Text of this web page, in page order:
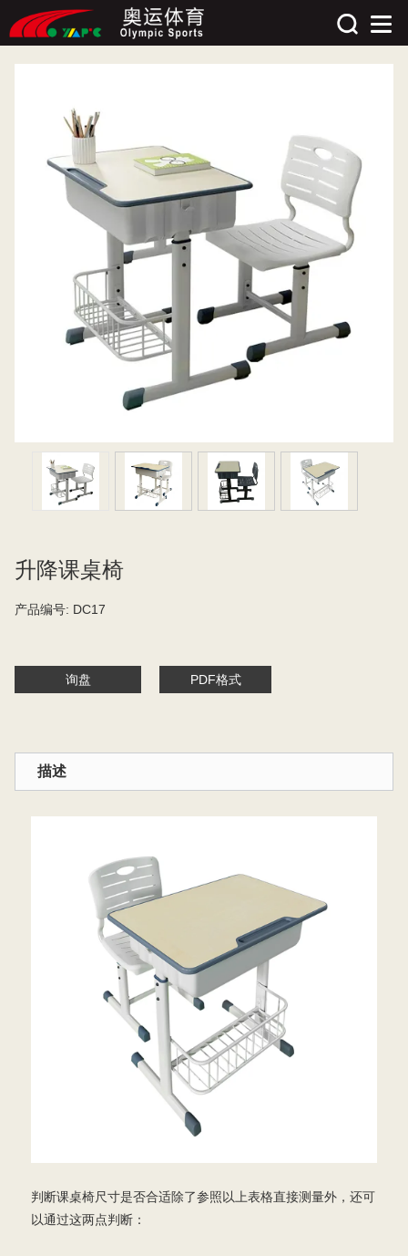
升降课桌椅
产品编号: DC17
询盘 PDF格式
描述
判断课桌椅尺寸是否合适除了参照以上表格直接测量外，还可
以通过这两点判断：